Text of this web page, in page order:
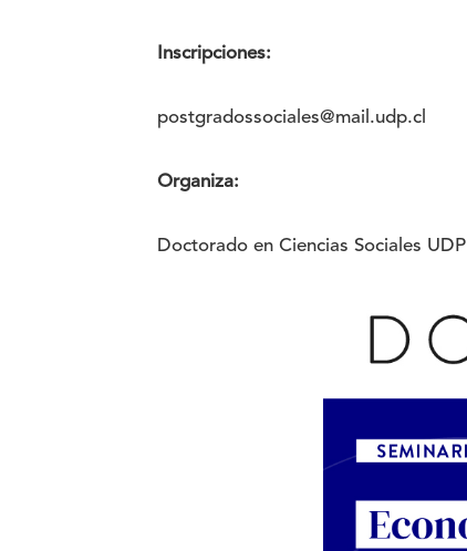
Inscripciones:
postgradossociales@mail.udp.cl
Organiza:
Doctorado en Ciencias Sociales UDP